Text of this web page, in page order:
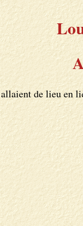
de lieu en